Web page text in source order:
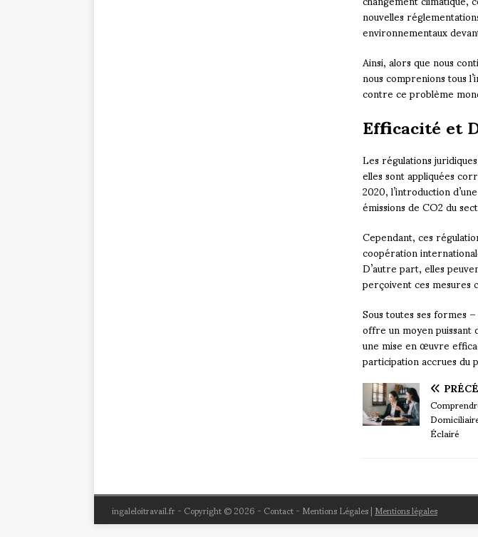
nouvelles
environnementaux
Ainsi, alors que nous
nous comprenions tous
contre ce problème
Efficacité et
Les régulations
elles sont appliquées
2020, l’introduction
émissions de CO2 du
Cependant, ces
coopération
D’autre part, elles
perçoivent ces
Sous toutes ses formes
offre un moyen
une mise en œuvre
participation accrues du
Éclairé
ingaleloitravail.fr - Copyright © 2026 - Contact - Mentions Légales|Mentions légales